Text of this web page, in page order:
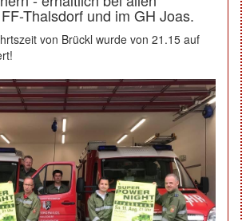
Thalsdorf und im GH Joas.
von Brückl wurde von 21.15 auf